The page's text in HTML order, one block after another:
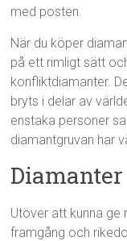
med posten.
När du köper
på ett rimligt sätt
konfliktdiamanter.
bryts i delar av
enstaka personer
diamantgruvan har
Utöver att kunna ge
framgång och